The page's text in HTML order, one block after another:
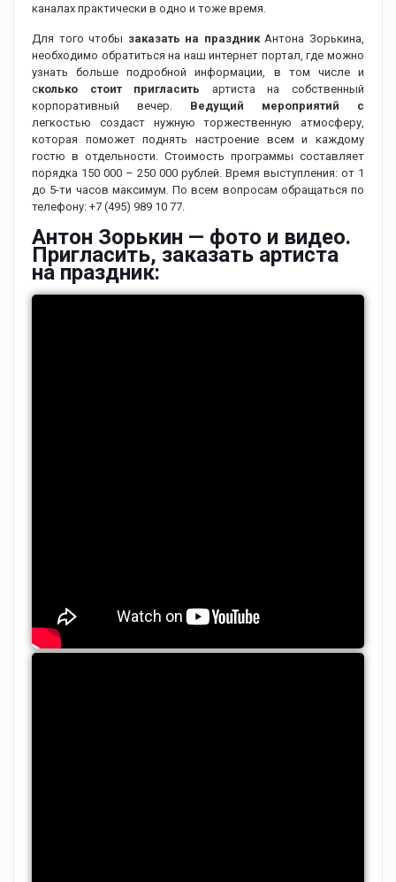
каналах практически в одно и тоже время.
Для того чтобы заказать на праздникАнтона Зорькина,
необходимо обратиться на наш интернет портал, где можно
узнать больше подробной информации, в том числе и
сколько стоит пригласить артиста на собственный
корпоративный вечер. Ведущий мероприятий с
легкостью создаст нужную торжественную атмосферу,
которая поможет поднять настроение всем и каждому
гостю в отдельности. Стоимость программы составляет
порядка 150 000 – 250 000 рублей. Время выступления: от 1
до 5-ти часов максимум. По всем вопросам обращаться по
телефону: +7 (495) 989 10 77.
Антон Зорькин — фото и видео.
Пригласить, заказать артиста
на праздник: